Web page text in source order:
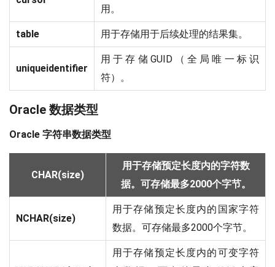
用。
table 用于存储用于后续处理的结果集。
uniqueidentifier
用于存储GUID（全局唯一标识
符）。
Oracle 数据类型
Oracle 字符串数据类型
CHAR(size)
用于存储预定长度内的字符数
据。可存储最多2000个字节。
NCHAR(size)
用于存储预定长度内的国家字符
数据。可存储最多2000个字节。
用于存储预定长度内的可变字符